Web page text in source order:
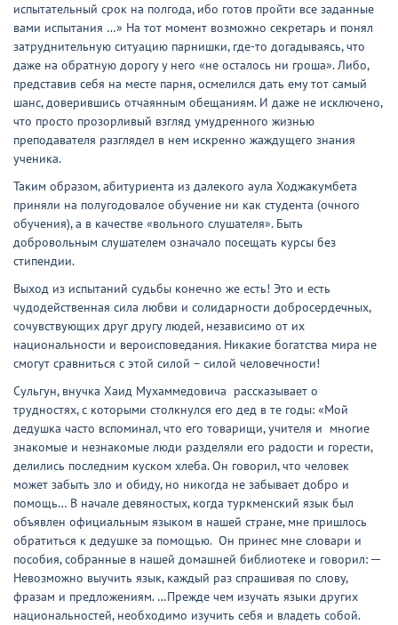
испытательный срок на полгода, ибо готов пройти все заданные
вами испытания …» На тот момент возможно секретарь и понял
затруднительную ситуацию парнишки, где-то догадываясь, что
даже на обратную дорогу у него «не осталось ни гроша». Либо,
представив себя на месте парня, осмелился дать ему тот самый
шанс, доверившись отчаянным обещаниям. И даже не исключено,
что просто прозорливый взгляд умудренного жизнью
преподавателя разглядел в нем искренно жаждущего знания
ученика.
Таким образом, абитуриента из далекого аула Ходжакумбета
приняли на полугодовалое обучение ни как студента (очного
обучения), а в качестве «вольного слушателя». Быть
добровольным слушателем означало посещать курсы без
стипендии.
Выход из испытаний судьбы конечно же есть! Это и есть
чудодейственная сила любви и солидарности добросердечных,
сочувствующих друг другу людей, независимо от их
национальности и вероисповедания. Никакие богатства мира не
смогут сравниться с этой силой – силой человечности!
Сульгун, внучка Хаид Мухаммедовича рассказывает о
трудностях, с которыми столкнулся его дед в те годы: «Мой
дедушка часто вспоминал, что его товарищи, учителя и многие
знакомые и незнакомые люди разделяли его радости и горести,
делились последним куском хлеба. Он говорил, что человек
может забыть зло и обиду, но никогда не забывает добро и
помощь… В начале девяностых, когда туркменский язык был
объявлен официальным языком в нашей стране, мне пришлось
обратиться к дедушке за помощью. Он принес мне словари и
пособия, собранные в нашей домашней библиотеке и говорил: ─
Невозможно выучить язык, каждый раз спрашивая по слову,
фразам и предложениям. …Прежде чем изучать языки других
национальностей, необходимо изучить себя и владеть собой.